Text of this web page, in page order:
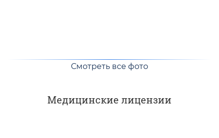
Смотреть все фото
Медицинские лицензии